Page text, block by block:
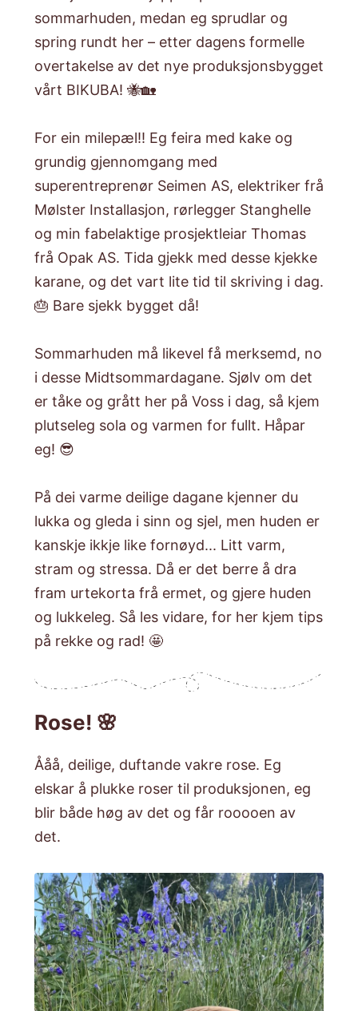
sommarhuden, medan eg sprudlar og
spring rundt her – etter dagens formelle
overtakelse av det nye produksjonsbygget
vårt BIKUBA! 🐝🏡
For ein milepæl!! Eg feira med kake og
grundig gjennomgang med
superentreprenør Seimen AS, elektriker frå
Mølster Installasjon, rørlegger Stanghelle
og min fabelaktige prosjektleiar Thomas
frå Opak AS. Tida gjekk med desse kjekke
karane, og det vart lite tid til skriving i dag.
🎂 Bare sjekk bygget då!
Sommarhuden må likevel få merksemd, no
i desse Midtsommardagane. Sjølv om det
er tåke og grått her på Voss i dag, så kjem
plutseleg sola og varmen for fullt. Håpar
eg! 😎
På dei varme deilige dagane kjenner du
lukka og gleda i sinn og sjel, men huden er
kanskje ikkje like fornøyd... Litt varm,
stram og stressa. Då er det berre å dra
fram urtekorta frå ermet, og gjere huden
og lukkeleg. Så les vidare, for her kjem tips
på rekke og rad! 🤩
Rose! 🌸
Ååå, deilige, duftande vakre rose. Eg
elskar å plukke roser til produksjonen, eg
blir både høg av det og får rooooen av
det.